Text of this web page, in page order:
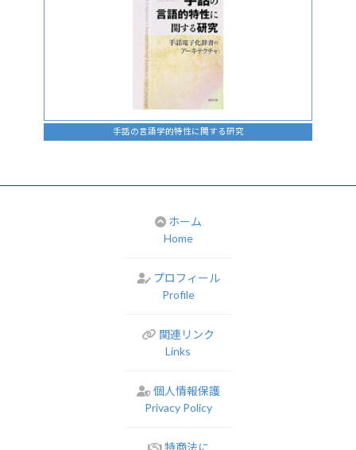
手話の言語学的特性に関する研究
ホーム
Home
プロフィール
Profile
関連リンク
Links
個人情報保護
Privacy Policy
特商法に